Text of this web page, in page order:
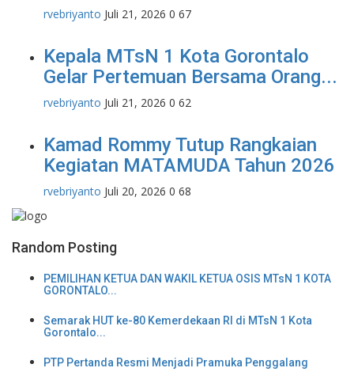
rvebriyanto Juli 21, 2026 0 67
Kepala MTsN 1 Kota Gorontalo
Gelar Pertemuan Bersama Orang...
rvebriyanto Juli 21, 2026 0 62
Kamad Rommy Tutup Rangkaian
Kegiatan MATAMUDA Tahun 2026
rvebriyanto Juli 20, 2026 0 68
Random Posting
PEMILIHAN KETUA DAN WAKIL KETUA OSIS MTsN 1 KOTA
GORONTALO...
Semarak HUT ke-80 Kemerdekaan RI di MTsN 1 Kota
Gorontalo...
PTP Pertanda Resmi Menjadi Pramuka Penggalang